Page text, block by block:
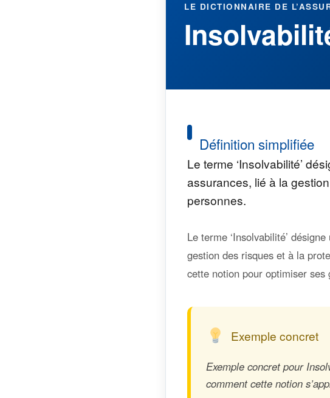
LE DICTIONNAIRE DE
Définition simplifiée
Le terme ‘Insolvabilité’
assurances, lié à la
personnes.
Le terme ‘Insolvabilité’
gestion des risques et à la
cette notion pour optimiser ses
Exemple concret
Exemple concret pour
comment cette notion